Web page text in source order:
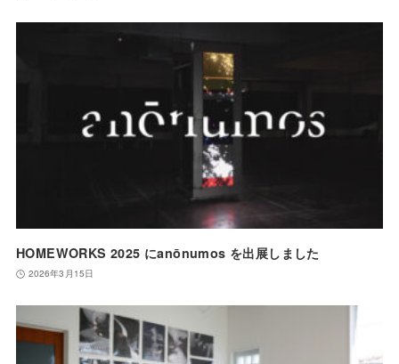
HOMEWORKS 2025 にanōnumos を出展しました
2026年3月15日